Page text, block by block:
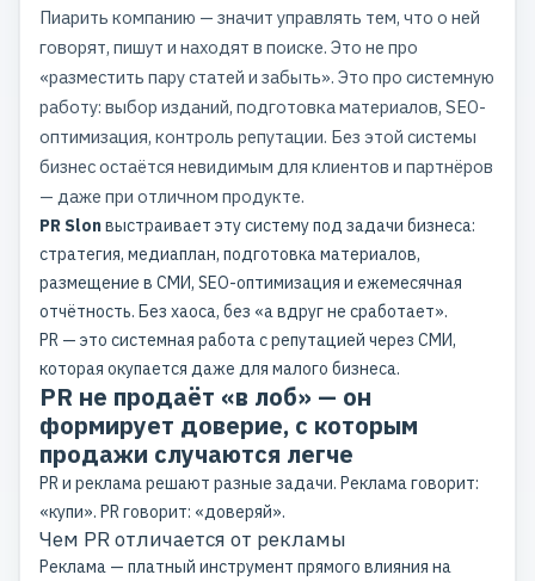
Пиарить компанию — значит управлять тем, что о ней
говорят, пишут и находят в поиске. Это не про
«разместить пару статей и забыть». Это про системную
работу: выбор изданий, подготовка материалов, SEO-
оптимизация, контроль репутации. Без этой системы
бизнес остаётся невидимым для клиентов и партнёров
— даже при отличном продукте.
PR Slonвыстраивает эту систему под задачи бизнеса:
стратегия, медиаплан, подготовка материалов,
размещение в СМИ, SEO-оптимизация и ежемесячная
отчётность. Без хаоса, без «а вдруг не сработает».
PR — это системная работа с репутацией через СМИ,
которая окупается даже для малого бизнеса.
PR не продаёт «в лоб» — он
формирует доверие, с которым
продажи случаются легче
PR и реклама решают разные задачи. Реклама говорит:
«купи». PR говорит: «доверяй».
Чем PR отличается от рекламы
Реклама — платный инструмент прямого влияния на